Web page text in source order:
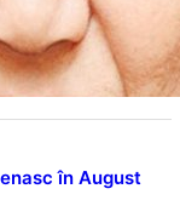
70 de Ani: Ce
Psihologice
în August